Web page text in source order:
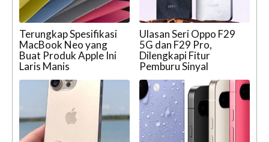
Terungkap Spesifikasi
MacBook Neo yang
Buat Produk Apple Ini
Laris Manis
Ulasan Seri Oppo F29
5G dan F29 Pro,
Dilengkapi Fitur
Pemburu Sinyal